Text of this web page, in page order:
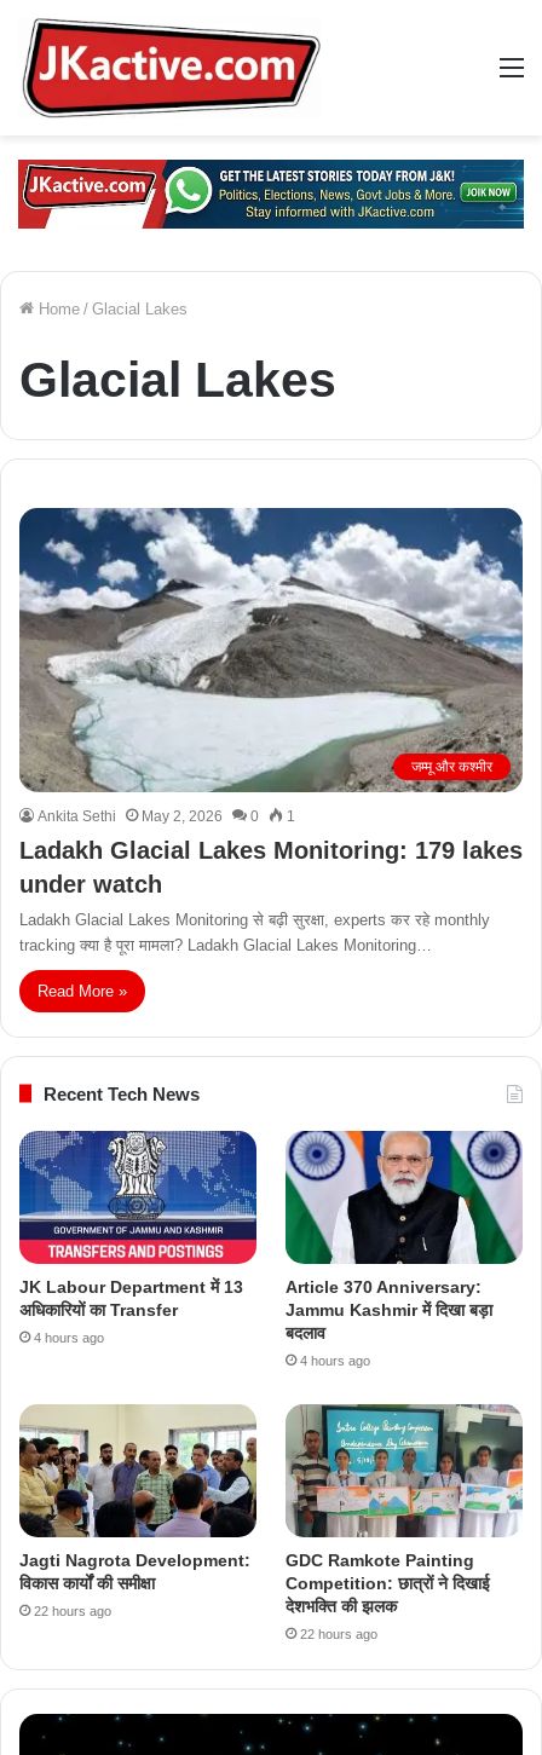
Home / Glacial Lakes
Glacial Lakes
जम्मू और कश्मीर
Ankita Sethi May 2, 2026 0 1
Ladakh Glacial Lakes Monitoring: 179 lakes
under watch
Ladakh Glacial Lakes Monitoring से बढ़ी सुरक्षा, experts कर रहे monthly
tracking क्या है पूरा मामला? Ladakh Glacial Lakes Monitoring…
Read More »
Recent Tech News
JK Labour Department में 13
अधिकारियों का Transfer
4 hours ago
Article 370 Anniversary:
Jammu Kashmir में दिखा बड़ा
बदलाव
4 hours ago
Jagti Nagrota Development:
विकास कार्यों की समीक्षा
22 hours ago
GDC Ramkote Painting
Competition: छात्रों ने दिखाई
देशभक्ति की झलक
22 hours ago